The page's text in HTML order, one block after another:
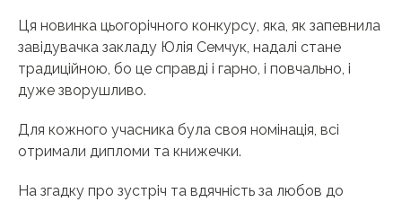
Ця новинка цьогорічного конкурсу, яка, як запевнила
завідувачка закладу Юлія Семчук, надалі стане
традиційною, бо це справді і гарно, і повчально, і
дуже зворушливо.
Для кожного учасника була своя номінація, всі
отримали дипломи та книжечки.
На згадку про зустріч та вдячність за любов до